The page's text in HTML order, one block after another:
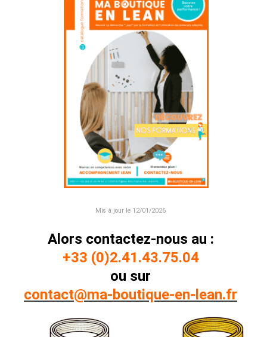
Mis à jour le 12/01/2026
Alors contactez-nous au :
+33 (0)2.41.43.75.04
ou sur
contact@ma-boutique-en-lean.fr